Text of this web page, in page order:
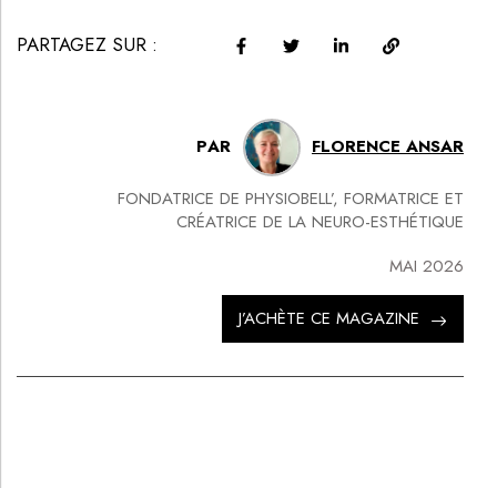
PARTAGEZ SUR :
PAR FLORENCE ANSAR
FONDATRICE DE PHYSIOBELL’, FORMATRICE ET
CRÉATRICE DE LA NEURO-ESTHÉTIQUE
MAI 2026
J’ACHÈTE CE MAGAZINE